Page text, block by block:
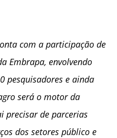
com a participação de
Embrapa, envolvendo
pesquisadores e ainda
será o motor da
precisar de parcerias
dos setores público e